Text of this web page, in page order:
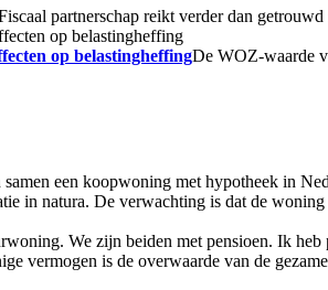
partnerschap reikt verder dan
op belastingheffingDe WOZ-waarde
samen een koopwoning met hypotheek in
in natura. De verwachting is dat de
We zijn beiden met pensioen. Ik
vermogen is de overwaarde van de